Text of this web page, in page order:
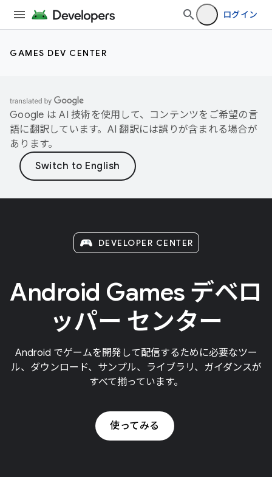
ログイン
GAMES DEV CENTER
Google は AI 技術を使用して、コンテンツをご希望の言
語に翻訳しています。AI 翻訳には誤りが含まれる場合が
あります。
DEVELOPER CENTER
Android Games デベロ
ッパー センター
Android でゲームを開発して配信するために必要なツー
ル、ダウンロード、サンプル、ライブラリ、ガイダンスが
すべて揃っています。
使ってみる